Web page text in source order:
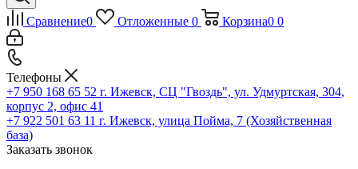
Сравнение0 Отложенные 0 Корзина0 0
Телефоны
+7 950 168 65 52 г. Ижевск, СЦ "Гвоздь", ул. Удмуртская, 304,
корпус 2, офис 41
+7 922 501 63 11 г. Ижевск, улица Пойма, 7 (Хозяйственная
база)
Заказать звонок